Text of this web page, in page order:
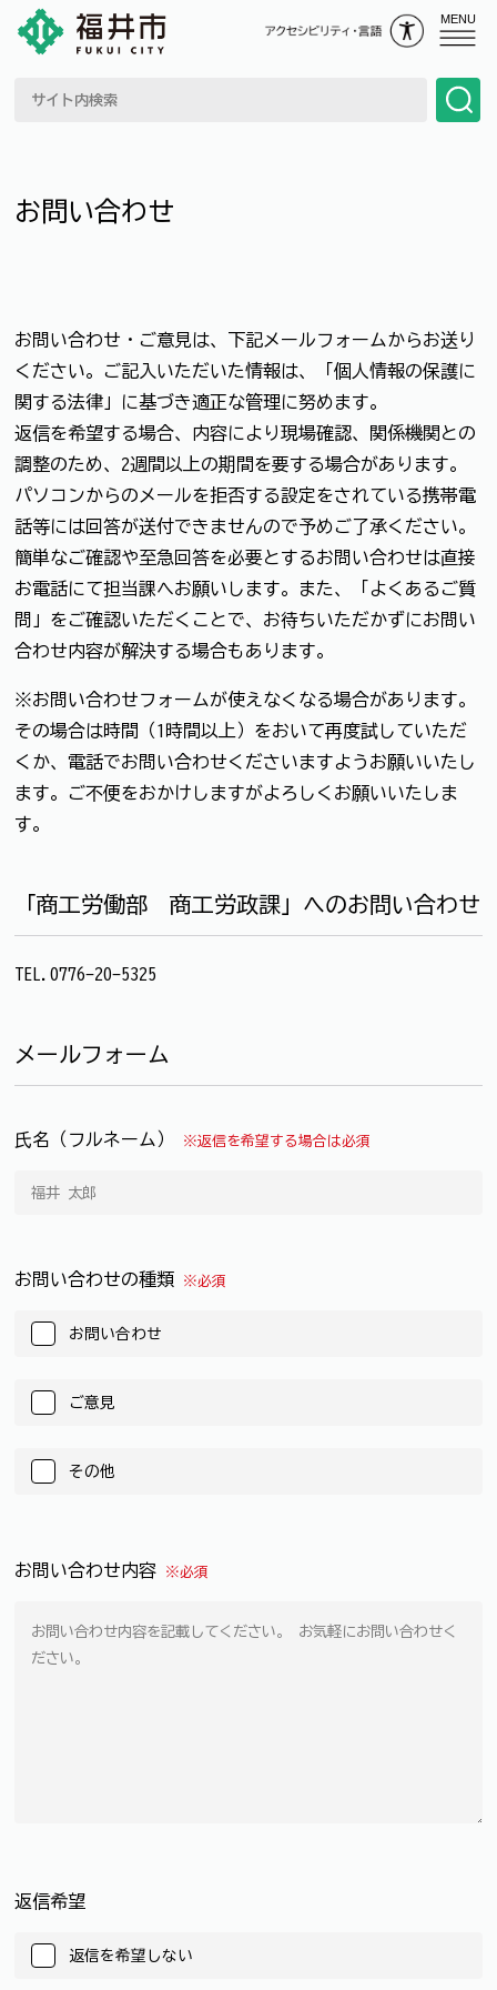
MENU
お問い合わせ
お問い合わせ・ご意見は、下記メールフォームからお送り
ください。ご記入いただいた情報は、「個人情報の保護に
関する法律」に基づき適正な管理に努めます。
返信を希望する場合、内容により現場確認、関係機関との
調整のため、2週間以上の期間を要する場合があります。
パソコンからのメールを拒否する設定をされている携帯電
話等には回答が送付できませんので予めご了承ください。
簡単なご確認や至急回答を必要とするお問い合わせは直接
お電話にて担当課へお願いします。また、「よくあるご質
問」をご確認いただくことで、お待ちいただかずにお問い
合わせ内容が解決する場合もあります。
※お問い合わせフォームが使えなくなる場合があります。
その場合は時間（1時間以上）をおいて再度試していただ
くか、電話でお問い合わせくださいますようお願いいたし
ます。ご不便をおかけしますがよろしくお願いいたしま
す。
「商工労働部 商工労政課」へのお問い合わせ
TEL.0776-20-5325
メールフォーム
氏名（フルネーム） ※返信を希望する場合は必須
お問い合わせの種類 ※必須
お問い合わせ
ご意見
その他
お問い合わせ内容 ※必須
返信希望
返信を希望しない